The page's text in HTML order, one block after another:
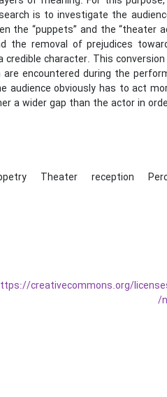
is to investigate the
the “puppets” and the “theater
the removal of prejudices
credible character. This
are encountered during the
audience obviously has to act
a wider gap than the actor in
Theater reception
creativecommons.org/